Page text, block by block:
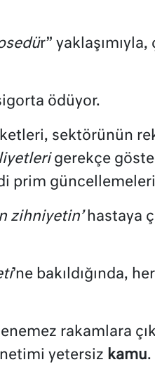
r”
ödüyor.
sektörünün
gerekçe
prim güncellemeleri
zihniyetin’hastaya
’ne bakıldığında,
rakamlara
yetersiz kamu.